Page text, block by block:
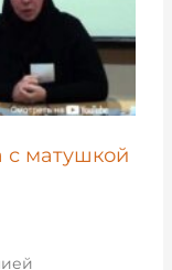
с матушкой